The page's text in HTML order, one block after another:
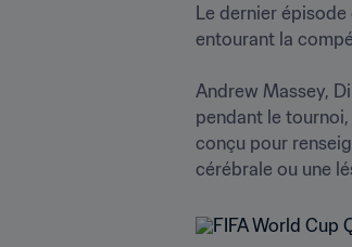
Le dernier
entourant la
Andrew Massey,
pendant le
conçu pour